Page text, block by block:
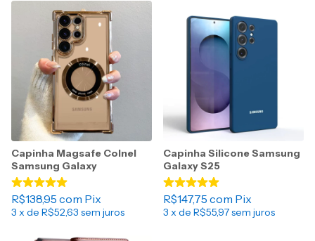
Capinha Magsafe Colnel
Samsung Galaxy
R$138,95 com Pix
3 x de R$52,63 sem juros
Capinha Silicone Samsung
Galaxy S25
R$147,75 com Pix
3 x de R$55,97sem juros